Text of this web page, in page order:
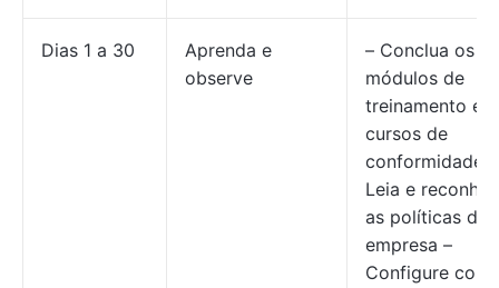
Dias 1 a 30
Aprenda e
observe
– Conclua os
módulos de
treinamento e
cursos de
conformidade –
Leia e
as políticas da
empresa –
Configure